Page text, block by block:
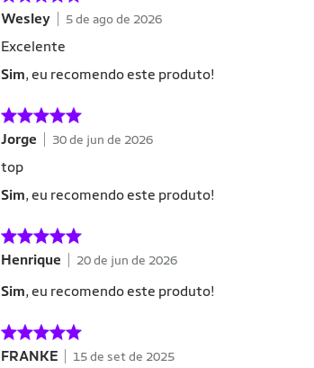
Wesley 5 de ago de 2026
Excelente
Sim, eu recomendo este produto!
Jorge 30 de jun de 2026
top
Sim, eu recomendo este produto!
Henrique 20 de jun de 2026
Sim, eu recomendo este produto!
FRANKE 15 de set de 2025